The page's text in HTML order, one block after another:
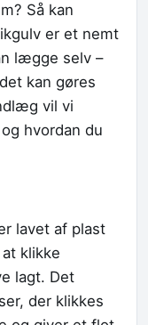
Så kan
er et nemt
lægge selv –
kan gøres
vil vi
hvordan du
lavet af plast
klikke
lagt. Det
der klikkes